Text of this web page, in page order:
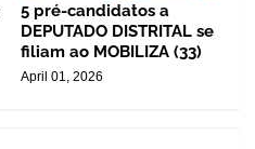
5 pré-candidatos a
DEPUTADO DISTRITAL se
filiam ao MOBILIZA (33)
April 01, 2026